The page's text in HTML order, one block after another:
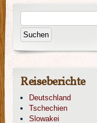
Reiseberichte
Deutschland
Tschechien
Slowakei